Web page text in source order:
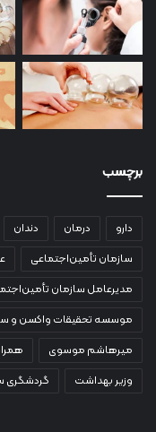
برچسب
دارو درمان دندان
سازمان تأمین‌اجتماعی
مدیرعامل سازمان
موسسه تحقیقات واکسن و
میرهاشم موسوی
وزیر بهداشت
گردشگری